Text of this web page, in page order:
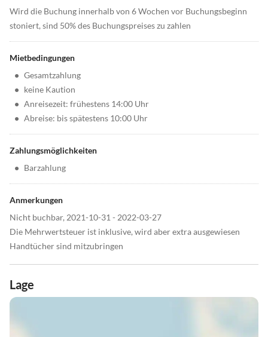
Wird die Buchung innerhalb von 6 Wochen vor Buchungsbeginn
stoniert, sind 50% des Buchungspreises zu zahlen
Mietbedingungen
• Gesamtzahlung
• keine Kaution
• Anreisezeit: frühestens 14:00 Uhr
• Abreise: bis spätestens 10:00 Uhr
Zahlungsmöglichkeiten
• Barzahlung
Anmerkungen
Nicht buchbar, 2021-10-31 - 2022-03-27
Die Mehrwertsteuer ist inklusive, wird aber extra ausgewiesen
Handtücher sind mitzubringen
Lage